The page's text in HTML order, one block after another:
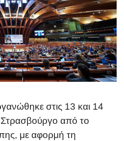
στις 13 και 14
από το
με αφορμή τη